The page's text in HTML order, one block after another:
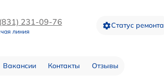
231-09-76
линия
Статус ремонта
Вакансии Контакты Отзывы